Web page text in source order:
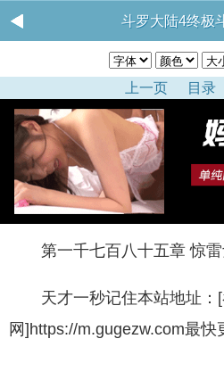
斗罗大陆4终极
上一页 目录
第一千七百八十五章 惊
天才一秒记住本站地址：
网]https://m.gugezw.com最快